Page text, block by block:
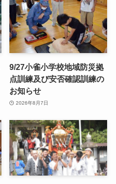
9/27小雀小学校地域防災拠
点訓練及び安否確認訓練の
お知らせ
2026年8月7日